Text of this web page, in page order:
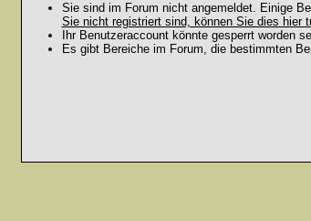
Sie sind im Forum nicht angemeldet. Einige
Sie nicht registriert sind, können Sie dies hier
Ihr Benutzeraccount könnte gesperrt worden
Es gibt Bereiche im Forum, die bestimmten